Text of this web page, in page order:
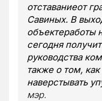
отставаниеот
Савиных. В
объектеработы
сегодня
руководства
также о том,
наверстывать
мэр.